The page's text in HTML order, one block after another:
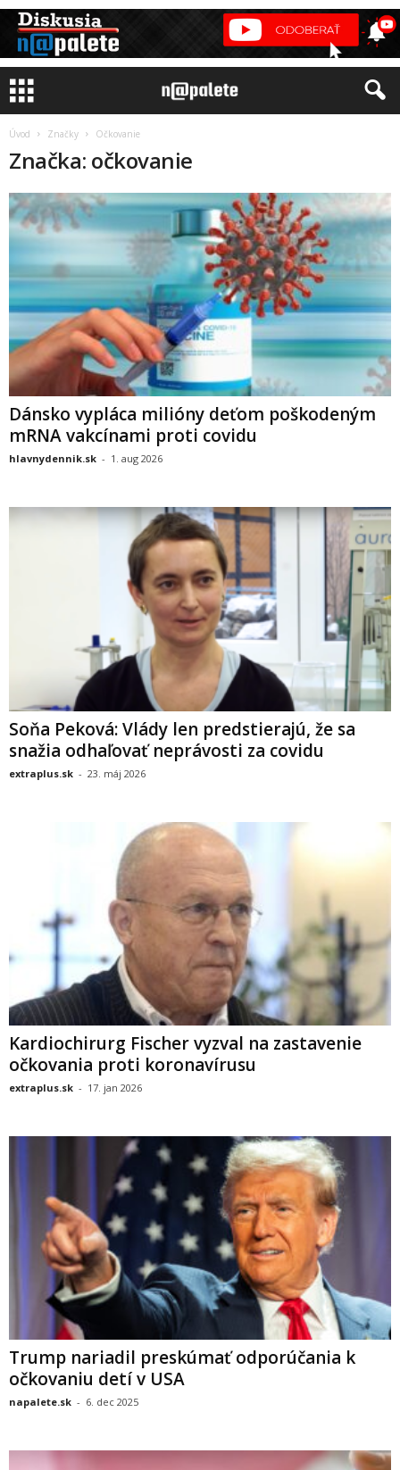
Úvod Značky Očkovanie
Značka: očkovanie
Dánsko vypláca milióny deťom poškodeným
mRNA vakcínami proti covidu
hlavnydennik.sk - 1. aug 2026
Soňa Peková: Vlády len predstierajú, že sa
snažia odhaľovať neprávosti za covidu
extraplus.sk - 23. máj 2026
Kardiochirurg Fischer vyzval na zastavenie
očkovania proti koronavírusu
extraplus.sk - 17. jan 2026
Trump nariadil preskúmať odporúčania k
očkovaniu detí v USA
napalete.sk - 6. dec 2025